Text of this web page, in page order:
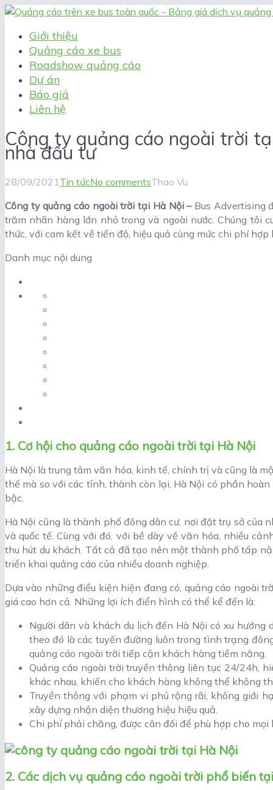
Giới thiệu
Quảng cáo xe bus
Roadshow quảng cáo
Dự án
Báo giá
Liên hệ
Công ty quảng cáo ngoài trời
nhà đầu tư
28/09/2021 Tin tứcNo commentsThao Vu
Công ty quảng cáo ngoài trời tại Hà Nội – Bus Advertising
trăm nhãn hàng lớn nhỏ trong và ngoài nước. Chúng tôi
thức, với cam kết về tiến độ, hiệu quả cùng mức chi phí
Danh mục nội dung
1. Cơ hội cho quảng cáo ngoài trời tại Hà Nội
Hà Nội là trung tâm văn hóa, kinh tế, chính trị và cũng là
thế mà so với các tỉnh, thành còn lại, Hà Nội có phần
bậc.
Hà Nội cũng là thành phố đông dân cư, nơi đặt trụ sở của
và quốc tế. Cùng với đó, với bề dày về văn hóa, nhiều
thu hút du khách. Tất cả đã tạo nên một thành phố tấp
triển khai quảng cáo của nhiều doanh nghiệp.
Dựa vào những điều kiện hiện đang có, quảng cáo ngoài
giá cao hơn cả. Những lợi ích điển hình có thể kể đến là:
Người dân và khách du lịch đến Hà Nội có xu
theo đó là các tuyến đường luôn trong tình trạng
quảng cáo ngoài trời tiếp cận khách hàng tiềm năng.
Quảng cáo ngoài trời truyền thông liên tục 24/24h,
khác nhau, khiến cho khách hàng không thể không
Truyền thông với phạm vi phủ rộng rãi, không giới
xây dựng nhận diện thương hiệu hiệu quả.
Chi phí phải chăng, được cân đối để phù hợp cho mọi
2. Các dịch vụ quảng cáo ngoài trời phổ biến